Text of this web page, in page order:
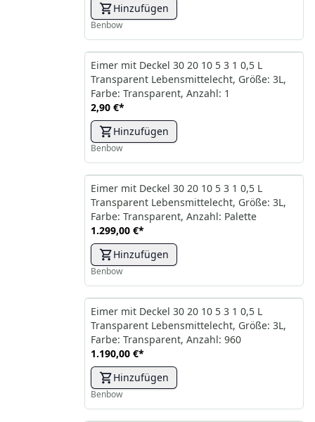
Hinzufügen
Benbow
Eimer mit Deckel 30 20 10 5 3 1 0,5 L
Transparent Lebensmittelecht, Größe: 3L,
Farbe: Transparent, Anzahl: 1
2,90 €*
Hinzufügen
Benbow
Eimer mit Deckel 30 20 10 5 3 1 0,5 L
Transparent Lebensmittelecht, Größe: 3L,
Farbe: Transparent, Anzahl: Palette
1.299,00 €*
Hinzufügen
Benbow
Eimer mit Deckel 30 20 10 5 3 1 0,5 L
Transparent Lebensmittelecht, Größe: 3L,
Farbe: Transparent, Anzahl: 960
1.190,00 €*
Hinzufügen
Benbow